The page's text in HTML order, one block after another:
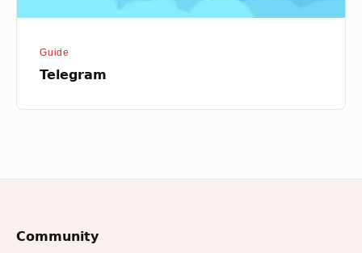
Guide
Telegram
Community